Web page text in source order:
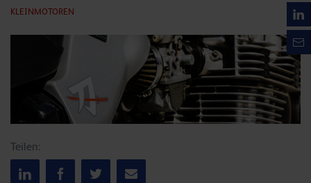
KLEINMOTOREN
Teilen: